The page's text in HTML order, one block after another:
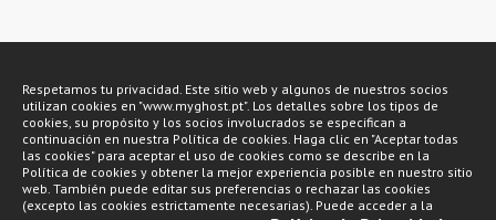
Métodos de pago
Respetamos tu privacidad. Este sitio web y algunos de nuestros socios
utilizan cookies en "www.myghost.pt". Los detalles sobre los tipos de
cookies, su propósito y los socios involucrados se especifican a
continuación en nuestra Política de cookies. Haga clic en "Aceptar todas
las cookies" para aceptar el uso de cookies como se describe en la
Política de cookies y obtener la mejor experiencia posible en nuestro sitio
web. También puede editar sus preferencias o rechazar las cookies
(excepto las cookies estrictamente necesarias). Puede acceder a la